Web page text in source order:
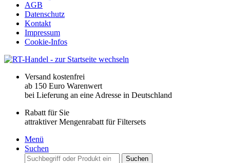
AGB
Datenschutz
Kontakt
Impressum
Cookie-Infos
Versand kostenfrei
ab 150 Euro Warenwert
bei Lieferung an eine Adresse in Deutschland
Rabatt für Sie
attraktiver Mengenrabatt für Filtersets
Menü
Suchen
Suchen